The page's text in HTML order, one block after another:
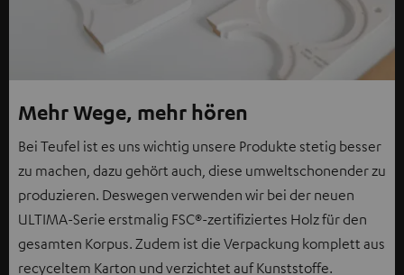
Mehr Wege, mehr hören
Bei Teufel ist es uns wichtig unsere Produkte stetig besser
zu machen, dazu gehört auch, diese umweltschonender zu
produzieren. Deswegen verwenden wir bei der neuen
ULTIMA-Serie erstmalig FSC®-zertifiziertes Holz für den
gesamten Korpus. Zudem ist die Verpackung komplett aus
recyceltem Karton und verzichtet auf Kunststoffe.